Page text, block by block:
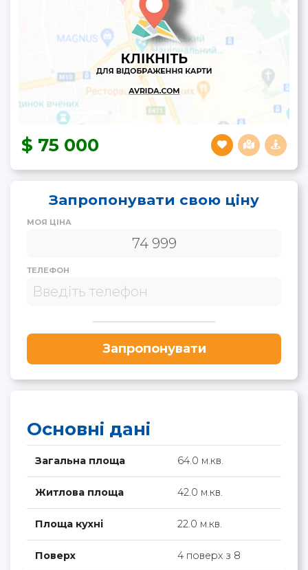
75 000
Запропонувати свою ціну
МОЯ ЦІНА
ТЕЛЕФОН
Запропонувати
Основні дані
Загальна площа 64.0 м.кв.
Житлова площа 42.0 м.кв.
Площа кухні 22.0 м.кв.
Поверх 4 поверх з 8